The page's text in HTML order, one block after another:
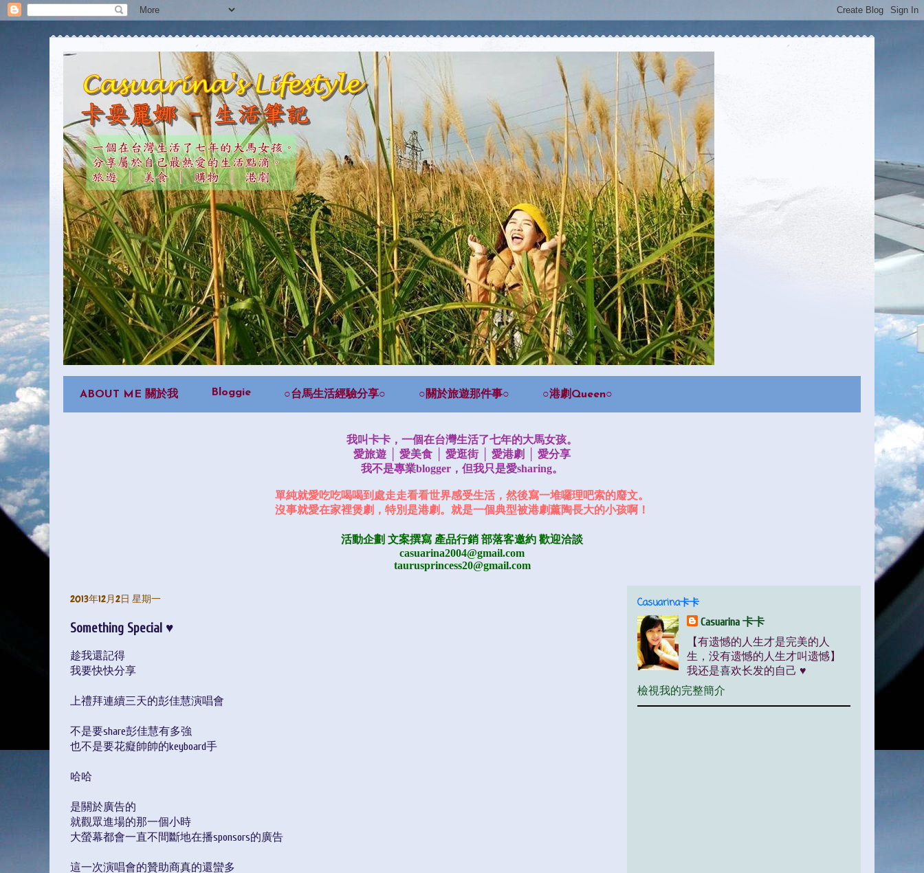
ABOUT ME 關於我 Bloggie ○台馬生活經驗分享○ ○關於旅遊那件事○ ○港劇Queen○
我叫卡卡，一個在台灣生活了七年的大馬女孩。
愛旅遊 │ 愛美食 │ 愛逛街 │ 愛港劇 │ 愛分享
我不是專業blogger，但我只是愛sharing。
單純就愛吃吃喝喝到處走走看看世界感受生活，然後寫一堆囉理吧索的廢文。
沒事就愛在家裡煲劇，特別是港劇。就是一個典型被港劇薰陶長大的小孩啊！
活動企劃 文案撰寫 產品行銷 部落客邀約 歡迎洽談
casuarina2004@gmail.com
taurusprincess20@gmail.com
2013年12月2日 星期一
Something Special ♥
趁我還記得
我要快快分享
上禮拜連續三天的彭佳慧演唱會
不是要share彭佳慧有多強
也不是要花癡帥帥的keyboard手
哈哈
是關於廣告的
就觀眾進場的那一個小時
大螢幕都會一直不間斷地在播sponsors的廣告
這一次演唱會的贊助商真的還蠻多
Casuarina卡卡
Casuarina 卡卡
【有遗憾的人生才是完美的人
生，没有遗憾的人生才叫遗憾】
我还是喜欢长发的自己 ♥
檢視我的完整簡介